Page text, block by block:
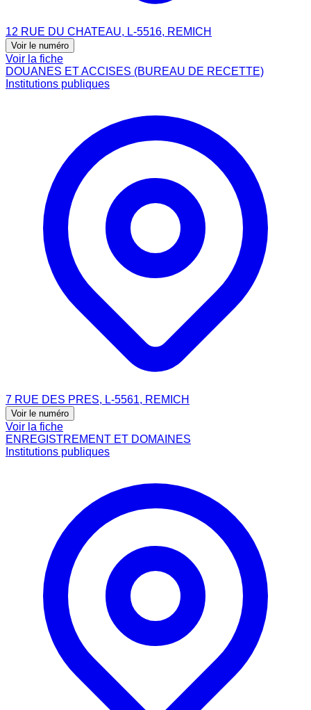
12 RUE DU CHATEAU, L-5516, REMICH
Voir le numéro
Voir la fiche
DOUANES ET ACCISES (BUREAU DE RECETTE)
Institutions publiques
7 RUE DES PRES, L-5561, REMICH
Voir le numéro
Voir la fiche
ENREGISTREMENT ET DOMAINES
Institutions publiques